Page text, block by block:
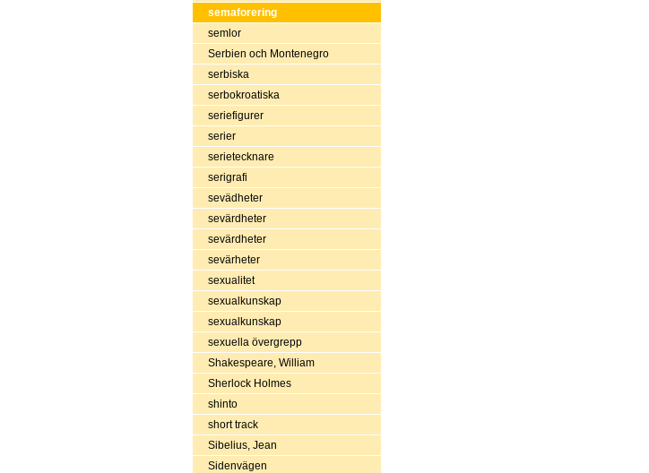
semaforering
semlor
Serbien och Montenegro
serbiska
serbokroatiska
seriefigurer
serier
serietecknare
serigrafi
sevädheter
sevärdheter
sevärdheter
sevärheter
sexualitet
sexualkunskap
sexualkunskap
sexuella övergrepp
Shakespeare, William
Sherlock Holmes
shinto
short track
Sibelius, Jean
Sidenvägen